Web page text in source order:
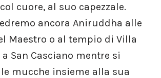
cuore, al suo capezzale.
ancora Aniruddha alle
Maestro o al tempio di Villa
San Casciano mentre si
mucche insieme alla sua